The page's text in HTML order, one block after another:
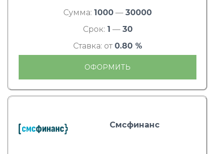
Сумма: 1000 — 30000
Срок: 1 — 30
Ставка: от 0.80 %
ОФОРМИТЬ
Смсфинанс